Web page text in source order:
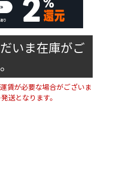
いま在庫がご
賃が必要な場合がございま
送となります。